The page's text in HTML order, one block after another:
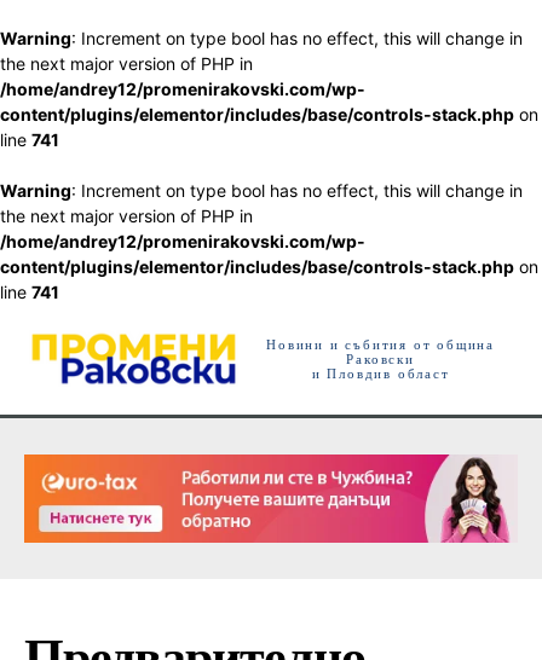
Warning: Increment on type bool has no effect, this will change in
the next major version of PHP in
/home/andrey12/promenirakovski.com/wp-
content/plugins/elementor/includes/base/controls-stack.php on
line 741
Warning: Increment on type bool has no effect, this will change in
the next major version of PHP in
/home/andrey12/promenirakovski.com/wp-
content/plugins/elementor/includes/base/controls-stack.php on
line 741
Новини и събития от община
Раковски
и Пловдив област